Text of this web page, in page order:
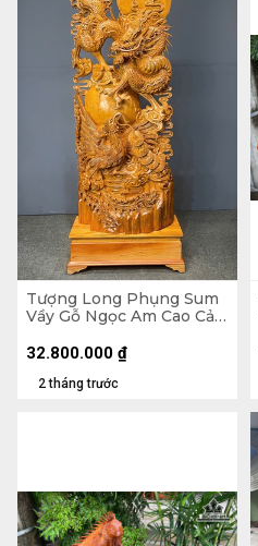
Tượng Long Phụng Sum
Vầy Gỗ Ngọc Am Cao Cả
(cm) - Kỷ Cao 25 (cm)
2 tháng trước
32.800.000 ₫